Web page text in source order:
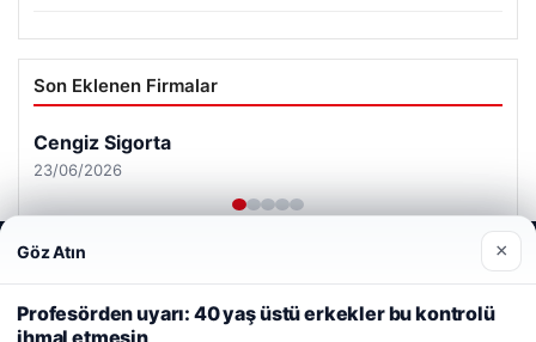
Son Eklenen Firmalar
Cengiz Sigorta
23/06/2026
Web sitemizi nasıl kullandığınızı daha iyi anlayabilmek,
deneyiminizi kişiselleştirmek ve geliştirmek amacıyla çerezler
kullanıyoruz.
Çerez Politikamız
Reddet
Göz Atın ×
Profesörden uyarı: 40 yaş üstü erkekler bu kontrolü
ihmal etmesin